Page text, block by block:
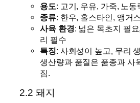
용도: 고기, 우유, 가죽, 노동
종류: 한우, 홀스타인, 앵거
사육 환경: 넓은 목초지 필
리 필수
특징: 사회성이 높고, 무리
생산량과 품질은 품종과 사
짐.
2.2 돼지